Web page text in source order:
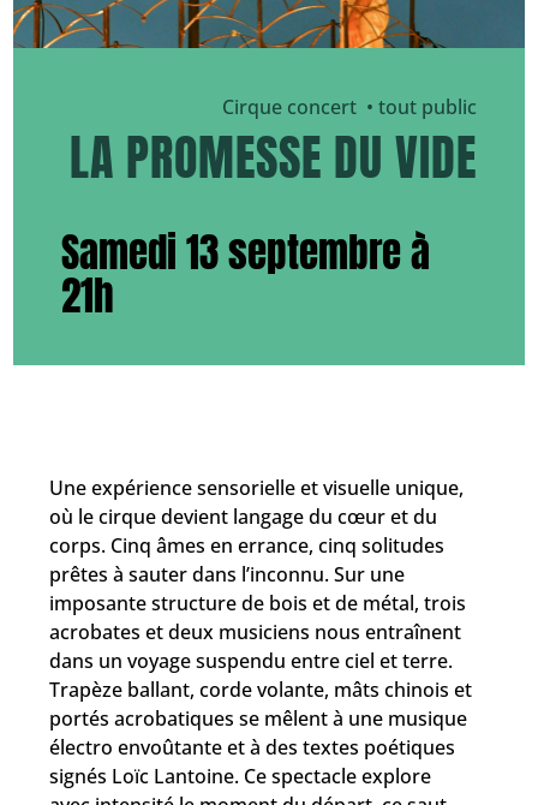
Cirque concert • tout public
LA PROMESSE DU VIDE
Samedi 13 septembre à
21h
Une expérience sensorielle et visuelle unique,
où le cirque devient langage du cœur et du
corps. Cinq âmes en errance, cinq solitudes
prêtes à sauter dans l’inconnu. Sur une
imposante structure de bois et de métal, trois
acrobates et deux musiciens nous entraînent
dans un voyage suspendu entre ciel et terre.
Trapèze ballant, corde volante, mâts chinois et
portés acrobatiques se mêlent à une musique
électro envoûtante et à des textes poétiques
signés Loïc Lantoine. Ce spectacle explore